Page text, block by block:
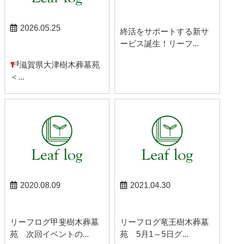
2026.05.25
滋賀県大津樹木葬墓苑
＜...
終活をサポートする新サ
ービス誕生！リーフ...
2020.08.09
リーフログ甲斐樹木葬墓
苑 次回イベントの...
2021.04.30
リーフログ竜王樹木葬墓
苑 5月1～5日グ...